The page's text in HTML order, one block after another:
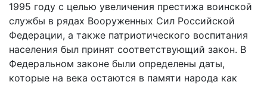
1995 году с целью увеличения престижа воинской
службы в рядах Вооруженных Сил Российской
Федерации, а также патриотического воспитания
населения был принят соответствующий закон. В
Федеральном законе были определены даты,
которые на века остаются в памяти народа как